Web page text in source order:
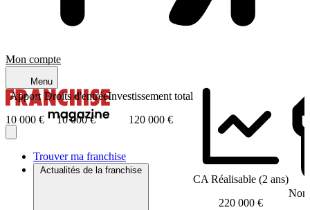
Mon compte
Menu
Trouver ma franchise
Actualités de la franchise
Apport
10 000 €
Droits d'entrée
10 000 €
Investissement total
120 000 €
CA Réalisable (2 ans)
220 000 €